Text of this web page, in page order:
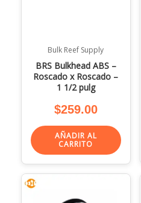
Bulk Reef Supply
BRS Bulkhead ABS –
Roscado x Roscado –
1 1/2 pulg
$259.00
AÑADIR AL
CARRITO